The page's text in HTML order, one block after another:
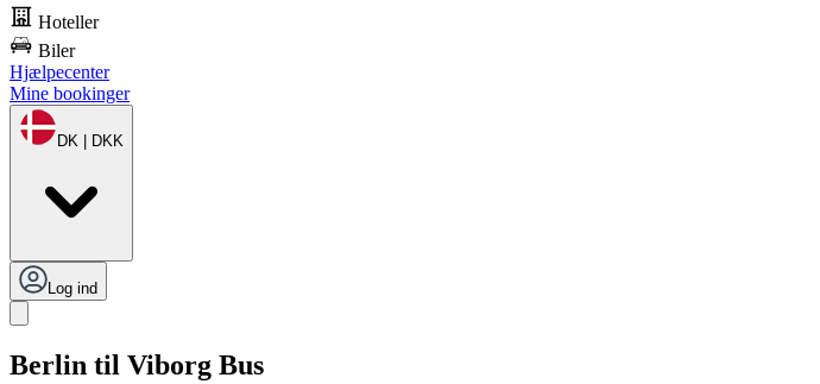
Hoteller
Biler
Hjælpecenter
Mine bookinger
DK | DKK
Log ind
Berlin til Viborg Bus